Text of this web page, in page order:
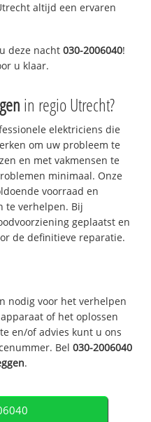
altijd een ervaren
deze nacht030-2006040!
u klaar.
in regio Utrecht?
elektriciens die
om uw probleem te
en met vakmensen te
minimaal. Onze
voorraad en
te verhelpen. Bij
geplaatst en
de definitieve reparatie.
nodig voor het verhelpen
of het oplossen
en/of advies kunt u ons
Bel030-2006040
.